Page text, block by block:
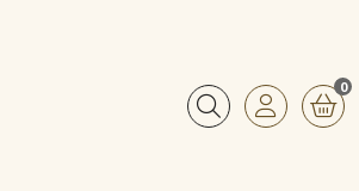
Buscar
0